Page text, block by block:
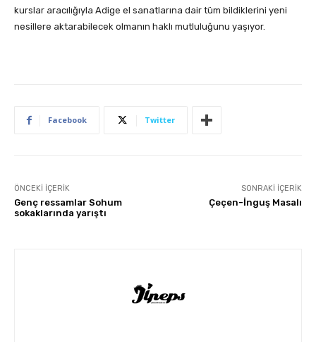
kurslar aracılığıyla Adige el sanatlarına dair tüm bildiklerini yeni
nesillere aktarabilecek olmanın haklı mutluluğunu yaşıyor.
Facebook Twitter
ÖNCEKI İÇERIK
Genç ressamlar Sohum
sokaklarında yarıştı
SONRAKI İÇERIK
Çeçen-İnguş Masalı